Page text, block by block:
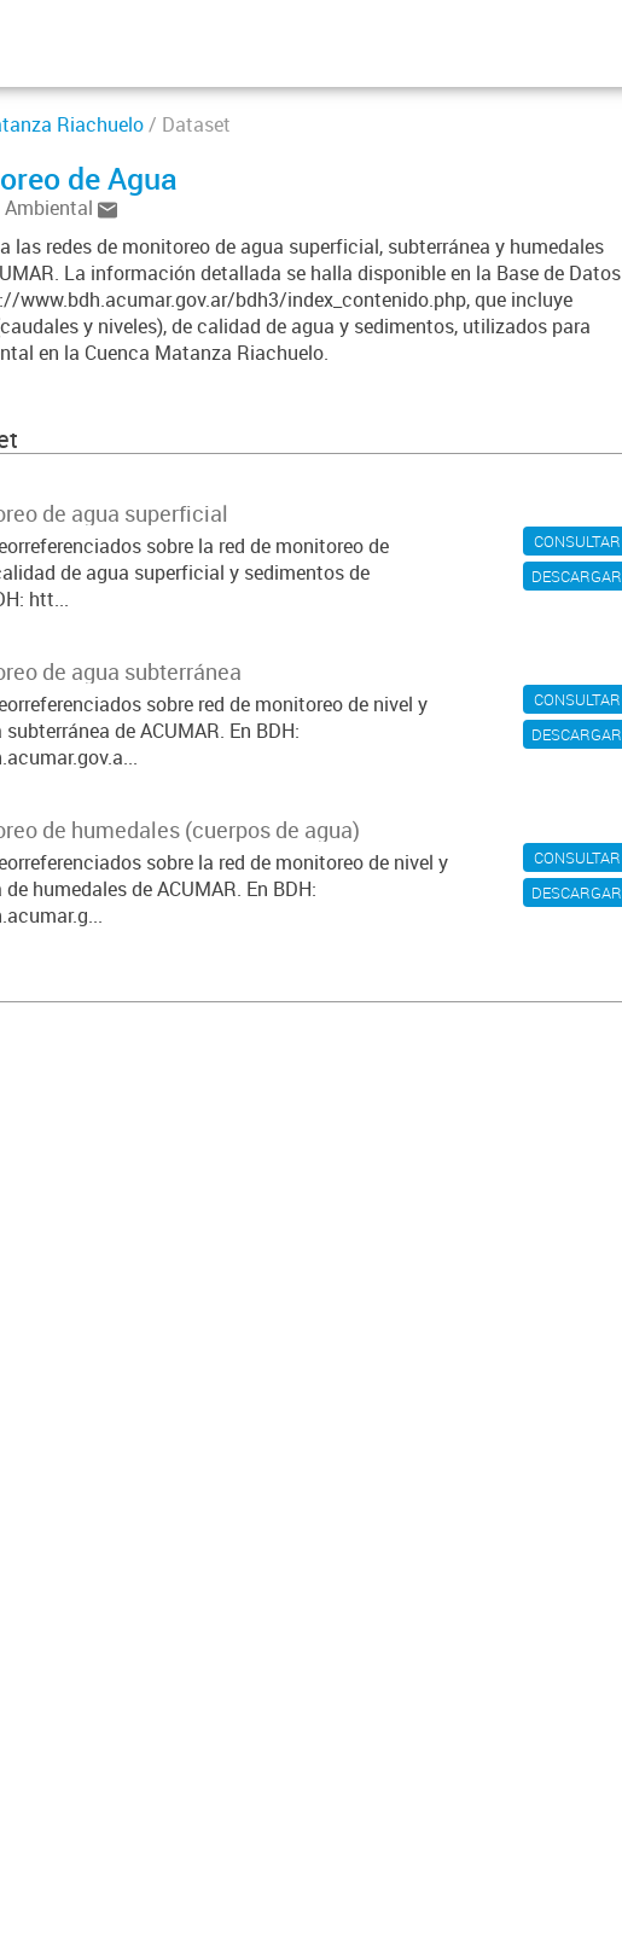
Riachuelo/ Dataset
de Agua
Ambiental
las redes de monitoreo de agua superficial, subterránea y humedales
La información detallada se halla disponible en la Base de Datos
www.bdh.acumar.gov.ar/bdh3/index_contenido.php, que incluye
y niveles), de calidad de agua y sedimentos, utilizados para
en la Cuenca Matanza Riachuelo.
CONSULTAR
DESCARGAR
de agua superficial
sobre la red de monitoreo de
de agua superficial y sedimentos de
htt...
CONSULTAR
DESCARGAR
de agua subterránea
sobre red de monitoreo de nivel y
de ACUMAR. En BDH:
CONSULTAR
DESCARGAR
de humedales (cuerpos de agua)
sobre la red de monitoreo de nivel y
humedales de ACUMAR. En BDH: